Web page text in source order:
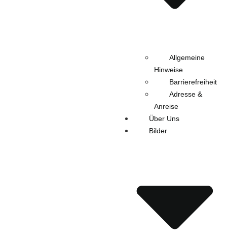
Allgemeine
Hinweise
Barrierefreiheit
Adresse &
Anreise
Über Uns
Bilder